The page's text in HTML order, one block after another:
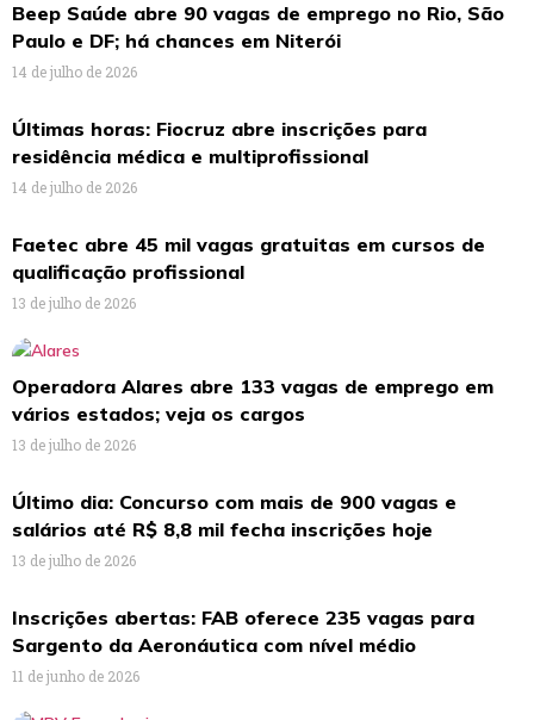
Beep Saúde abre 90 vagas de emprego no Rio, São
Paulo e DF; há chances em Niterói
14 de julho de 2026
Últimas horas: Fiocruz abre inscrições para
residência médica e multiprofissional
14 de julho de 2026
Faetec abre 45 mil vagas gratuitas em cursos de
qualificação profissional
13 de julho de 2026
Operadora Alares abre 133 vagas de emprego em
vários estados; veja os cargos
13 de julho de 2026
Último dia: Concurso com mais de 900 vagas e
salários até R$ 8,8 mil fecha inscrições hoje
13 de julho de 2026
Inscrições abertas: FAB oferece 235 vagas para
Sargento da Aeronáutica com nível médio
11 de junho de 2026